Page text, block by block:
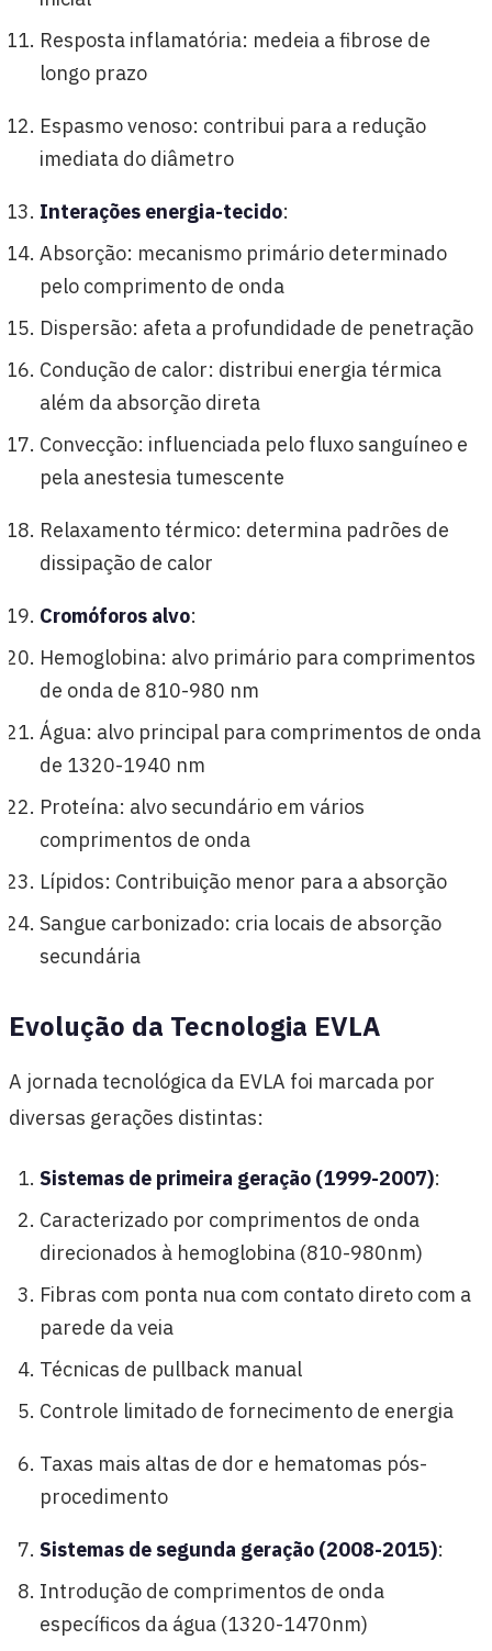
Resposta inflamatória: medeia a fibrose de
longo prazo
Espasmo venoso: contribui para a redução
imediata do diâmetro
Interações energia-tecido:
Absorção: mecanismo primário determinado
pelo comprimento de onda
Dispersão: afeta a profundidade de penetração
Condução de calor: distribui energia térmica
além da absorção direta
Convecção: influenciada pelo fluxo sanguíneo e
pela anestesia tumescente
Relaxamento térmico: determina padrões de
dissipação de calor
Cromóforos alvo:
Hemoglobina: alvo primário para comprimentos
de onda de 810-980 nm
Água: alvo principal para comprimentos de onda
de 1320-1940 nm
Proteína: alvo secundário em vários
comprimentos de onda
Lípidos: Contribuição menor para a absorção
Sangue carbonizado: cria locais de absorção
secundária
Evolução da Tecnologia EVLA
A jornada tecnológica da EVLA foi marcada por
diversas gerações distintas:
Sistemas de primeira geração (1999-2007):
Caracterizado por comprimentos de onda
direcionados à hemoglobina (810-980nm)
Fibras com ponta nua com contato direto com a
parede da veia
Técnicas de pullback manual
Controle limitado de fornecimento de energia
Taxas mais altas de dor e hematomas pós-
procedimento
Sistemas de segunda geração (2008-2015):
Introdução de comprimentos de onda
específicos da água (1320-1470nm)